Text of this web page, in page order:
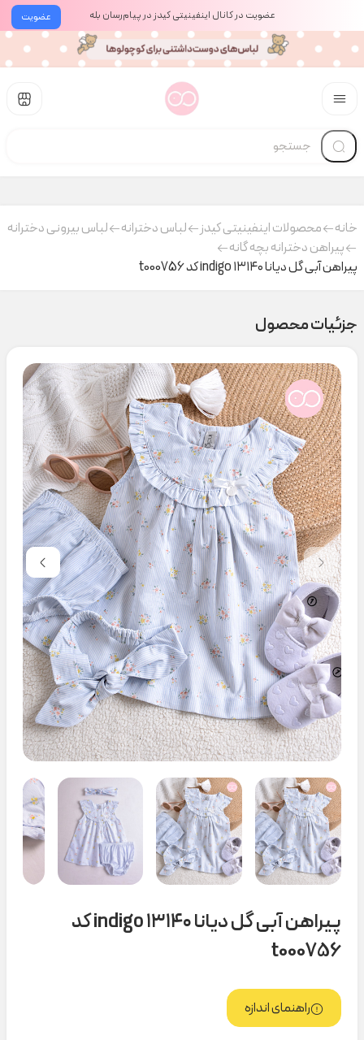
عضویت عضویت در کانال اینفینیتی کیدز در پیام‌رسان بله
خانه محصولات اینفینیتی کیدز لباس دخترانه
لباس بیرونی دخترانه
پیراهن دخترانه بچه گانه
پیراهن آبی گل دیانا ۱۳۱۴۰ indigo کد t000756
جزئیات محصول
پیراهن آبی گل دیانا ۱۳۱۴۰ indigo کد
t000756
راهنمای اندازه